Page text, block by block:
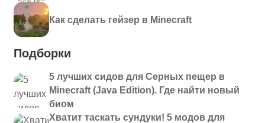
Как сделать гейзер в Minecraft
Подборки
5 лучших сидов для Серных пещер в
Minecraft (Java Edition). Где найти новый
биом
Хватит таскать сундуки! 5 модов для